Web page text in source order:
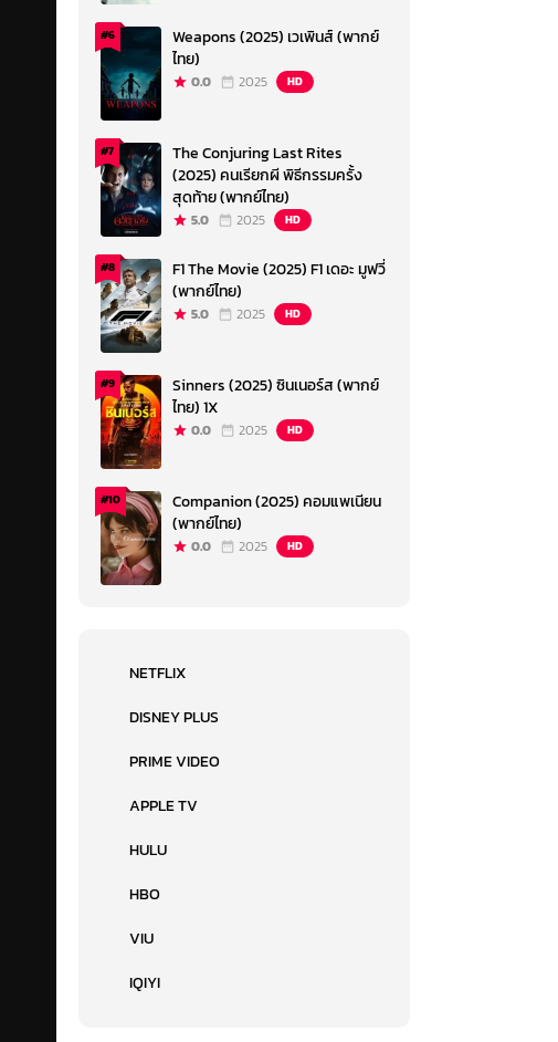
#6
Weapons (2025) เวเพินส์ (พากย์
ไทย)
0.0 2025 HD
#7
The Conjuring Last Rites
(2025) คนเรียกผี พิธีกรรมครั้ง
สุดท้าย (พากย์ไทย)
5.0 2025 HD
#8
F1 The Movie (2025) F1 เดอะ มูฟวี่
(พากย์ไทย)
5.0 2025 HD
#9
Sinners (2025) ซินเนอร์ส (พากย์
ไทย) 1X
0.0 2025 HD
#10
Companion (2025) คอมแพเนียน
(พากย์ไทย)
0.0 2025 HD
NETFLIX
DISNEY PLUS
PRIME VIDEO
APPLE TV
HULU
HBO
VIU
IQIYI